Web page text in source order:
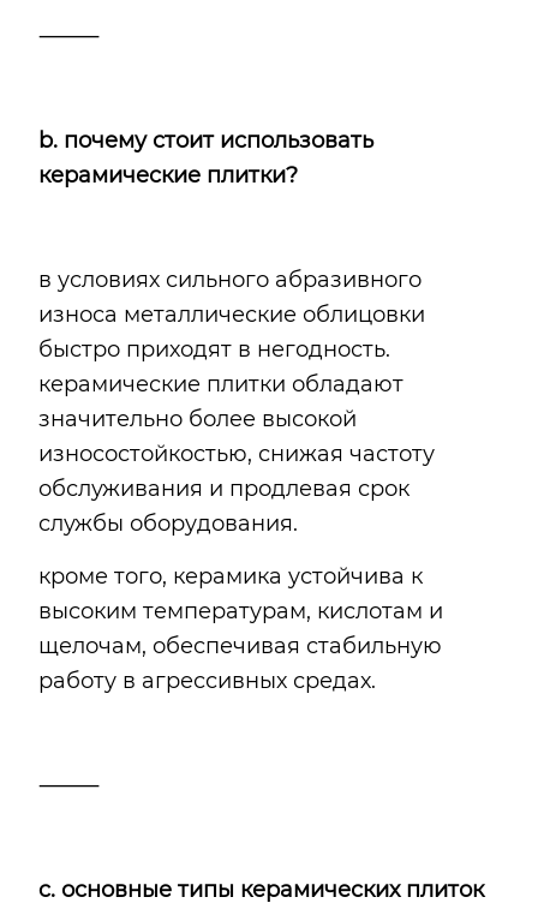
⸻
b. почему стоит использовать
керамические плитки?
в условиях сильного абразивного
износа металлические облицовки
быстро приходят в негодность.
керамические плитки обладают
значительно более высокой
износостойкостью, снижая частоту
обслуживания и продлевая срок
службы оборудования.
кроме того, керамика устойчива к
высоким температурам, кислотам и
щелочам, обеспечивая стабильную
работу в агрессивных средах.
⸻
c. основные типы керамических плиток